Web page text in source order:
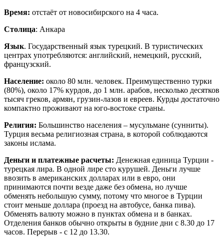
Время: отстаёт от новосибирского на 4 часа.
Столица: Анкара
Язык. Государственный язык турецкий. В туристических
центрах употребляются: английский, немецкий, русский,
французский.
Население: около 80 млн. человек. Преимущественно турки
(80%), около 17% курдов, до 1 млн. арабов, несколько десятков
тысяч греков, армян, грузин-лазов и евреев. Курды достаточно
компактно проживают на юго-востоке страны.
Религия: Большинство населения – мусульмане (сунниты).
Турция весьма религиозная страна, в которой соблюдаются
законы ислама.
Деньги и платежные расчеты: Денежная единица Турции -
турецкая лира. В одной лире сто курушей. Деньги лучше
ввозить в американских долларах или в евро, они
принимаются почти везде даже без обмена, но лучше
обменять небольшую сумму, потому что многое в Турции
стоит меньше доллара (проезд на автобусе, банка пива).
Обменять валюту можно в пунктах обмена и в банках.
Отделения банков обычно открыты в будние дни с 8.30 до 17
часов. Перерыв - с 12 до 13.30.